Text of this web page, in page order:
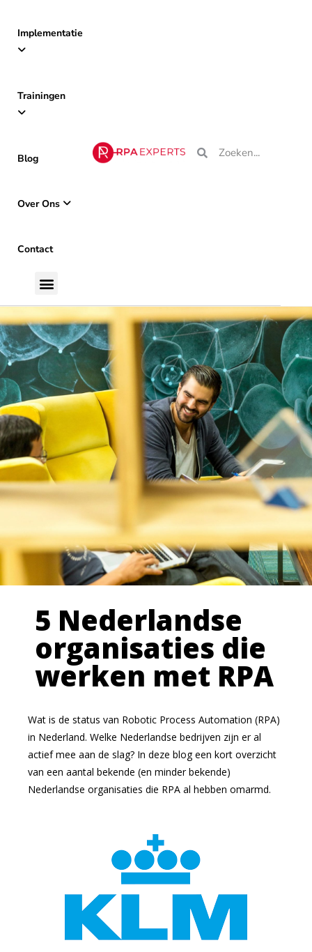
Implementatie
Trainingen
Blog
Over Ons
Contact
5 Nederlandse
organisaties die
werken met RPA
Wat is de status van Robotic Process Automation (RPA)
in Nederland. Welke Nederlandse bedrijven zijn er al
actief mee aan de slag? In deze blog een kort overzicht
van een aantal bekende (en minder bekende)
Nederlandse organisaties die RPA al hebben omarmd.